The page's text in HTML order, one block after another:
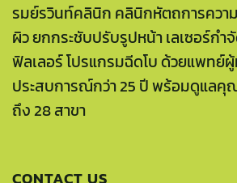
รมย์รวินท์คลินิก คลินิกหัตถการควา
ผิว ยกกระชับปรับรูปหน้า เลเซอร์กำ
ฟิลเลอร์ โปรแกรมฉีดโบ ด้วยแพทย์
ประสบการณ์กว่า 25 ปี พร้อมดูแลคุ
ถึง 28 สาขา